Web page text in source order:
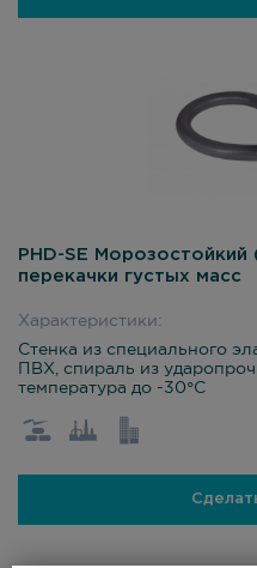
PHD-SE
перекачки густых масс
Характеристики:
Стенка из специального
ПВХ, спираль из
температура до -30°С